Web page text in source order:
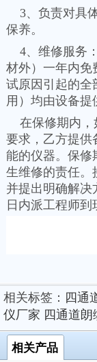
3、负责对具
保养。
4、维修服务
材外）一年内免
试原因引起的全
用）均由设备提
在保修期内，
要求，乙方提供
能的仪器。保修
生维修的责任。
并提出明确解决
日内派工程师到
相关标签： 四通
仪厂家 四通道
相关产品